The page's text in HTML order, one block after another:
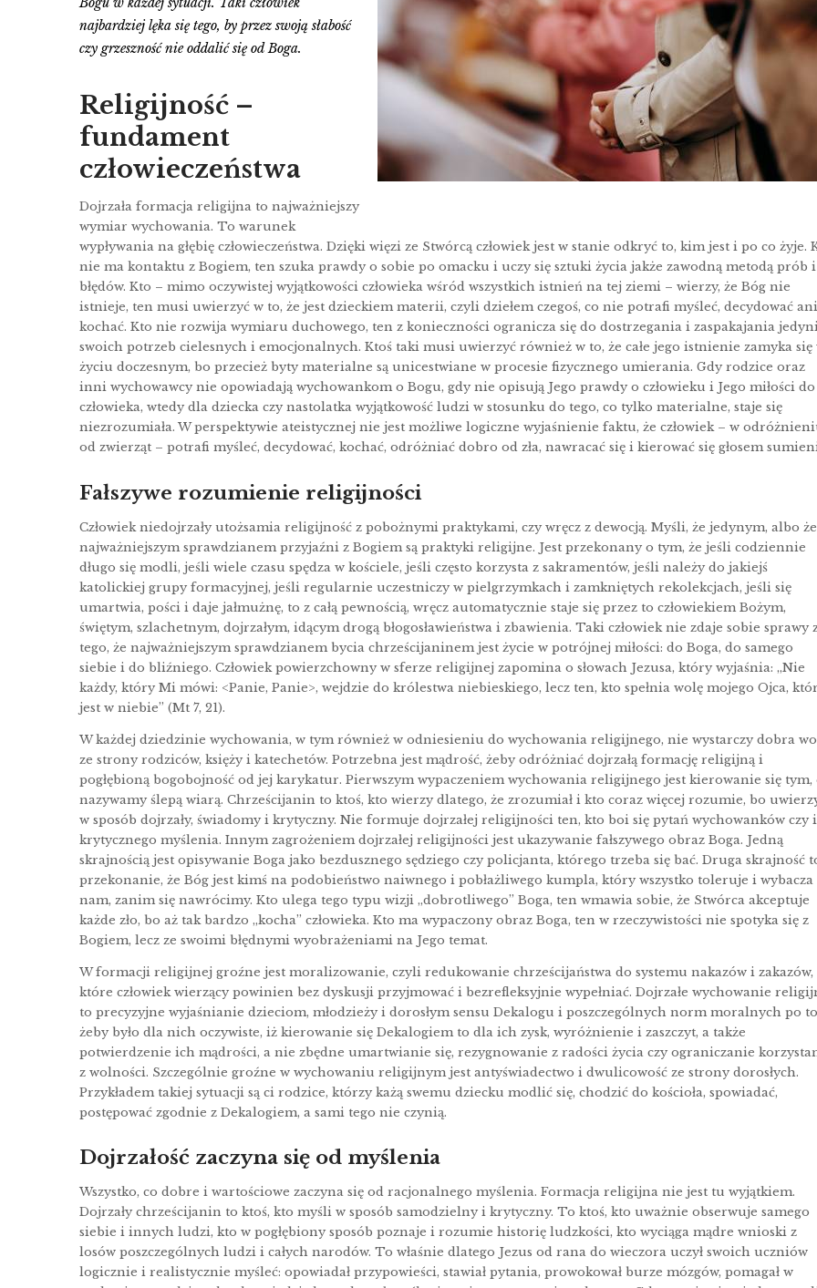
najbardziej lęka się tego, by przez swoją słabość
czy grzeszność nie oddalić się od Boga.
Religijność –
fundament
człowieczeństwa
Dojrzała formacja religijna to najważniejszy
wymiar wychowania. To warunek
wypływania na głębię człowieczeństwa. Dzięki więzi ze Stwórcą człowiek jest w stanie odkryć to, kim jest i po co żyje.
nie ma kontaktu z Bogiem, ten szuka prawdy o sobie po omacku i uczy się sztuki życia jakże zawodną metodą prób i
błędów. Kto – mimo oczywistej wyjątkowości człowieka wśród wszystkich istnień na tej ziemi – wierzy, że Bóg nie
istnieje, ten musi uwierzyć w to, że jest dzieckiem materii, czyli dziełem czegoś, co nie potrafi myśleć, decydować ani
kochać. Kto nie rozwija wymiaru duchowego, ten z konieczności ogranicza się do dostrzegania i zaspakajania
swoich potrzeb cielesnych i emocjonalnych. Ktoś taki musi uwierzyć również w to, że całe jego istnienie zamyka się
życiu doczesnym, bo przecież byty materialne są unicestwiane w procesie fizycznego umierania. Gdy rodzice oraz
inni wychowawcy nie opowiadają wychowankom o Bogu, gdy nie opisują Jego prawdy o człowieku i Jego miłości do
człowieka, wtedy dla dziecka czy nastolatka wyjątkowość ludzi w stosunku do tego, co tylko materialne, staje się
niezrozumiała. W perspektywie ateistycznej nie jest możliwe logiczne wyjaśnienie faktu, że człowiek – w
od zwierząt – potrafi myśleć, decydować, kochać, odróżniać dobro od zła, nawracać się i kierować się głosem
Fałszywe rozumienie religijności
Człowiek niedojrzały utożsamia religijność z pobożnymi praktykami, czy wręcz z dewocją. Myśli, że jedynym, albo że
najważniejszym sprawdzianem przyjaźni z Bogiem są praktyki religijne. Jest przekonany o tym, że jeśli codziennie
długo się modli, jeśli wiele czasu spędza w kościele, jeśli często korzysta z sakramentów, jeśli należy do jakiejś
katolickiej grupy formacyjnej, jeśli regularnie uczestniczy w pielgrzymkach i zamkniętych rekolekcjach, jeśli się
umartwia, pości i daje jałmużnę, to z całą pewnością, wręcz automatycznie staje się przez to człowiekiem Bożym,
świętym, szlachetnym, dojrzałym, idącym drogą błogosławieństwa i zbawienia. Taki człowiek nie zdaje sobie sprawy
tego, że najważniejszym sprawdzianem bycia chrześcijaninem jest życie w potrójnej miłości: do Boga, do samego
siebie i do bliźniego. Człowiek powierzchowny w sferze religijnej zapomina o słowach Jezusa, który wyjaśnia: „Nie
każdy, który Mi mówi: <Panie, Panie>, wejdzie do królestwa niebieskiego, lecz ten, kto spełnia wolę mojego Ojca,
jest w niebie” (Mt 7, 21).
W każdej dziedzinie wychowania, w tym również w odniesieniu do wychowania religijnego, nie wystarczy dobra
ze strony rodziców, księży i katechetów. Potrzebna jest mądrość, żeby odróżniać dojrzałą formację religijną i
pogłębioną bogobojność od jej karykatur. Pierwszym wypaczeniem wychowania religijnego jest kierowanie się tym,
nazywamy ślepą wiarą. Chrześcijanin to ktoś, kto wierzy dlatego, że zrozumiał i kto coraz więcej rozumie, bo
w sposób dojrzały, świadomy i krytyczny. Nie formuje dojrzałej religijności ten, kto boi się pytań wychowanków czy
krytycznego myślenia. Innym zagrożeniem dojrzałej religijności jest ukazywanie fałszywego obraz Boga. Jedną
skrajnością jest opisywanie Boga jako bezdusznego sędziego czy policjanta, którego trzeba się bać. Druga skrajność
przekonanie, że Bóg jest kimś na podobieństwo naiwnego i pobłażliwego kumpla, który wszystko toleruje i wybacza
nam, zanim się nawrócimy. Kto ulega tego typu wizji „dobrotliwego” Boga, ten wmawia sobie, że Stwórca akceptuje
każde zło, bo aż tak bardzo „kocha” człowieka. Kto ma wypaczony obraz Boga, ten w rzeczywistości nie spotyka się z
Bogiem, lecz ze swoimi błędnymi wyobrażeniami na Jego temat.
W formacji religijnej groźne jest moralizowanie, czyli redukowanie chrześcijaństwa do systemu nakazów i zakazów,
które człowiek wierzący powinien bez dyskusji przyjmować i bezrefleksyjnie wypełniać. Dojrzałe wychowanie
to precyzyjne wyjaśnianie dzieciom, młodzieży i dorosłym sensu Dekalogu i poszczególnych norm moralnych po
żeby było dla nich oczywiste, iż kierowanie się Dekalogiem to dla ich zysk, wyróżnienie i zaszczyt, a także
potwierdzenie ich mądrości, a nie zbędne umartwianie się, rezygnowanie z radości życia czy ograniczanie
z wolności. Szczególnie groźne w wychowaniu religijnym jest antyświadectwo i dwulicowość ze strony dorosłych.
Przykładem takiej sytuacji są ci rodzice, którzy każą swemu dziecku modlić się, chodzić do kościoła, spowiadać,
postępować zgodnie z Dekalogiem, a sami tego nie czynią.
Dojrzałość zaczyna się od myślenia
Wszystko, co dobre i wartościowe zaczyna się od racjonalnego myślenia. Formacja religijna nie jest tu wyjątkiem.
Dojrzały chrześcijanin to ktoś, kto myśli w sposób samodzielny i krytyczny. To ktoś, kto uważnie obserwuje samego
siebie i innych ludzi, kto w pogłębiony sposób poznaje i rozumie historię ludzkości, kto wyciąga mądre wnioski z
losów poszczególnych ludzi i całych narodów. To właśnie dlatego Jezus od rana do wieczora uczył swoich uczniów
logicznie i realistycznie myśleć: opowiadał przypowieści, stawiał pytania, prowokował burze mózgów, pomagał w